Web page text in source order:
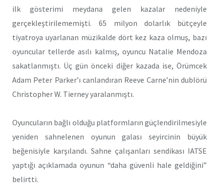
ilk gösterimi meydana gelen kazalar nedeniyle
gerçekleştirilememişti. 65 milyon dolarlık bütçeyle
tiyatroya uyarlanan müzikalde dört kez kaza olmuş, bazı
oyuncular tellerde asılı kalmış, oyuncu Natalie Mendoza
sakatlanmıştı. Üç gün önceki diğer kazada ise, Örümcek
Adam Peter Parker’ı canlandıran Reeve Carne’nin dublörü
Christopher W. Tierney yaralanmıştı.
Oyuncuların bağlı olduğu platformların güçlendirilmesiyle
yeniden sahnelenen oyunun galası seyircinin büyük
beğenisiyle karşılandı. Sahne çalışanları sendikası IATSE
yaptığı açıklamada oyunun “daha güvenli hale geldiğini”
belirtti.